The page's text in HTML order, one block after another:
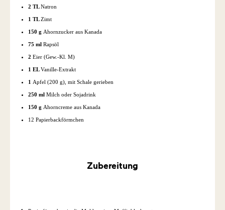
2 TLNatron
1 TLZimt
150 g Ahornzucker aus Kanada
75 ml Rapsöl
2 Eier (Gew.-Kl. M)
1 ELVanille-Extrakt
1 Apfel (200 g), mit Schale gerieben
250 ml Milch oder Sojadrink
150 g Ahorncreme aus Kanada
12 Papierbackförmchen
Zubereitung